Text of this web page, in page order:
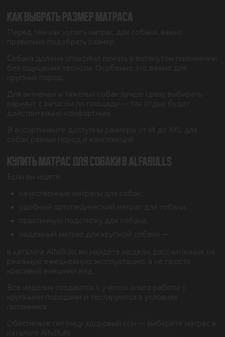
КАК ВЫБРАТЬ РАЗМЕР МАТРАСА
Перед тем как купить матрас для собаки, важно
правильно подобрать размер.
Собака должна спокойно лежать в вытянутом положении
без ощущения тесноты. Особенно это важно для
крупных пород.
Для активных и тяжёлых собак лучше сразу выбирать
вариант с запасом по площади — так отдых будет
действительно комфортным.
В ассортименте доступны размеры от M до XXL для
собак разных пород и комплекций.
КУПИТЬ МАТРАС ДЛЯ СОБАКИ В ALFABULLS
Если вы ищете:
качественные матрасы для собак;
удобный ортопедический матрас для собаки;
практичную подстилку для собаки;
надёжный матрас для крупной собаки —
в каталоге AlfaBulls вы найдёте модели, рассчитанные на
реальную ежедневную эксплуатацию, а не просто
красивый внешний вид.
Все изделия создаются с учётом опыта работы с
крупными породами и тестируются в условиях
питомника.
Обеспечьте питомцу здоровый сон — выберите матрас в
каталоге AlfaBulls